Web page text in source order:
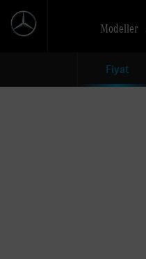
Fiyat